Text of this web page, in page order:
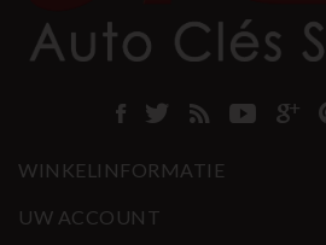
WINKELINFORMATIE
UW ACCOUNT